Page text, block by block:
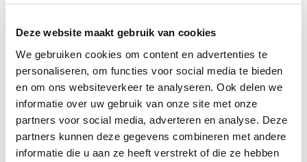
Deze website maakt gebruik van cookies
We gebruiken cookies om content en advertenties te
personaliseren, om functies voor social media te bieden
en om ons websiteverkeer te analyseren. Ook delen we
informatie over uw gebruik van onze site met onze
partners voor social media, adverteren en analyse. Deze
partners kunnen deze gegevens combineren met andere
informatie die u aan ze heeft verstrekt of die ze hebben
Meer producten van Kristalia